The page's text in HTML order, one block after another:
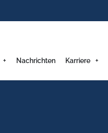
Nachrichten Karriere